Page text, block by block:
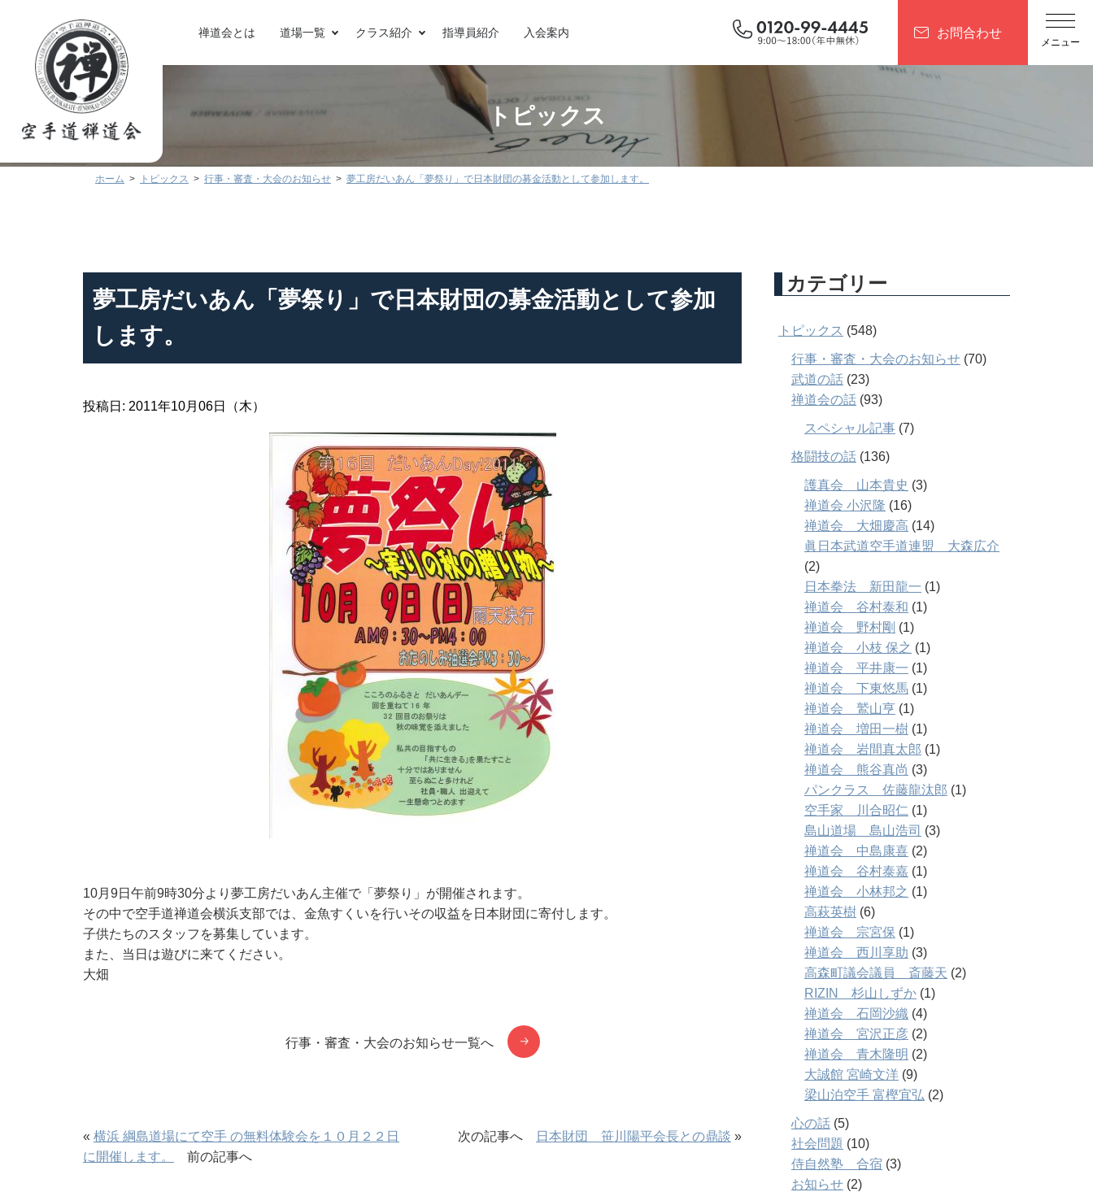
禅道会とは 道場一覧 クラス紹介 指導員紹介 入会案内 お問合わせ
トピックス
ホーム トピックス 行事・審査・大会のお知らせ 夢工房だいあん「夢祭り」で日本財団の募金活動として参加します。
夢工房だいあん「夢祭り」で日本財団の募金活動として参加
します。
投稿日: 2011年10月06日（木）
10月9日午前9時30分より夢工房だいあん主催で「夢祭り」が開催されます。
その中で空手道禅道会横浜支部では、金魚すくいを行いその収益を日本財団に寄付します。
子供たちのスタッフを募集しています。
また、当日は遊びに来てください。
大畑
行事・審査・大会のお知らせ一覧へ
« 横浜 綱島道場にて空手 の無料体験会を１０月２２日
に開催します。
前の記事へ
次の記事へ 日本財団 笹川陽平会長との鼎談 »
カテゴリー
トピックス (548)
行事・審査・大会のお知らせ (70)
武道の話 (23)
禅道会の話 (93)
スペシャル記事 (7)
格闘技の話 (136)
護真会 山本貴史 (3)
禅道会 小沢隆 (16)
禅道会 大畑慶高 (14)
眞日本武道空手道連盟 大森広介
(2)
日本拳法 新田龍一 (1)
禅道会 谷村泰和 (1)
禅道会 野村剛 (1)
禅道会 小枝 保之 (1)
禅道会 平井康一 (1)
禅道会 下東悠馬 (1)
禅道会 鷲山亨 (1)
禅道会 増田一樹 (1)
禅道会 岩間真太郎 (1)
禅道会 熊谷真尚 (3)
パンクラス 佐藤龍汰郎 (1)
空手家 川合昭仁 (1)
島山道場 島山浩司 (3)
禅道会 中島康喜 (2)
禅道会 谷村泰嘉 (1)
禅道会 小林邦之 (1)
高萩英樹 (6)
禅道会 宗宮保 (1)
禅道会 西川享助 (3)
高森町議会議員 斎藤天 (2)
RIZIN 杉山しずか (1)
禅道会 石岡沙織 (4)
禅道会 宮沢正彦 (2)
禅道会 青木隆明 (2)
大誠館 宮崎文洋 (9)
梁山泊空手 富樫宜弘 (2)
心の話 (5)
社会問題 (10)
侍自然塾 合宿 (3)
お知らせ (2)